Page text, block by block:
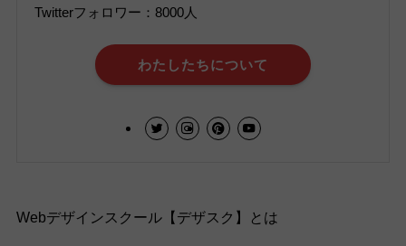
Twitterフォロワー：8000人
わたしたちについて
Webデザインスクール【デザスク】とは